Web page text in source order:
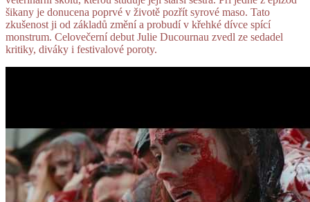
šikany je donucena poprvé v životě pozřít syrové maso. Tato
zkušenost ji od základů změní a probudí v křehké dívce spící
monstrum. Celovečerní debut Julie Ducournau zvedl ze sedadel
kritiky, diváky i festivalové poroty.